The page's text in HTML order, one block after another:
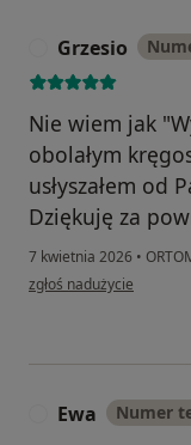
Grzesio
Nie wiem jak
obolałym
usłyszałem od
Dziękuję za
7 kwietnia 2026 •
w opinii użytkownika
zgłoś nadużycie
Ewa Numer